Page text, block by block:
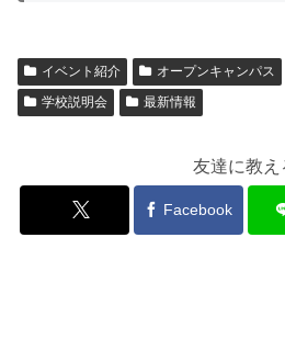
イベント紹介 オープンキャンパス
学校説明会
最新情報
友達に教え
Facebook